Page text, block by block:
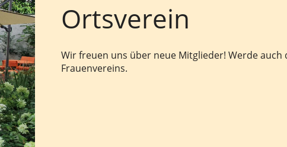
Ortsverein
Wir freuen uns über neue Mitglieder! Werde auch
Frauenvereins.